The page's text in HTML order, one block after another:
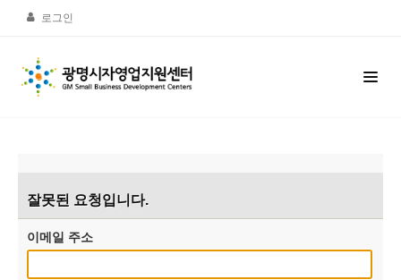
로그인
잘못된 요청입니다.
이메일 주소